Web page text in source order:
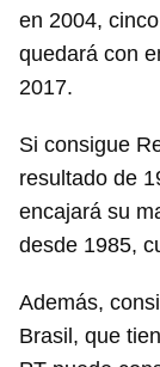
en 2004,
quedará con
2017.
Si consigue
resultado de
encajará su
desde 1985,
Además,
Brasil, que